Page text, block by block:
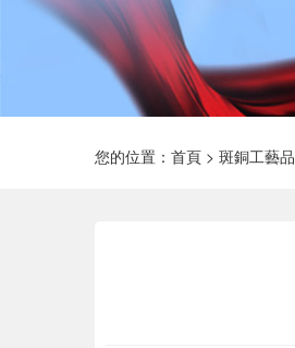
您的位置： 首頁 > 斑銅工藝品